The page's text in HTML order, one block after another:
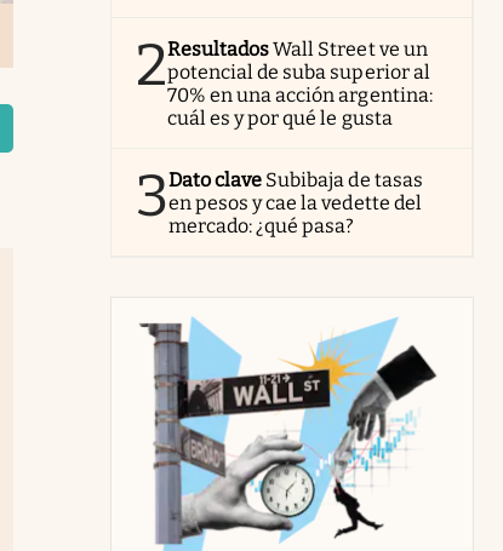
2ResultadosWall Street ve un
potencial de suba superior al
70% en una acción argentina:
cuál es y por qué le gusta
3Dato clave Subibaja de tasas
en pesos y cae la vedette del
mercado: ¿qué pasa?